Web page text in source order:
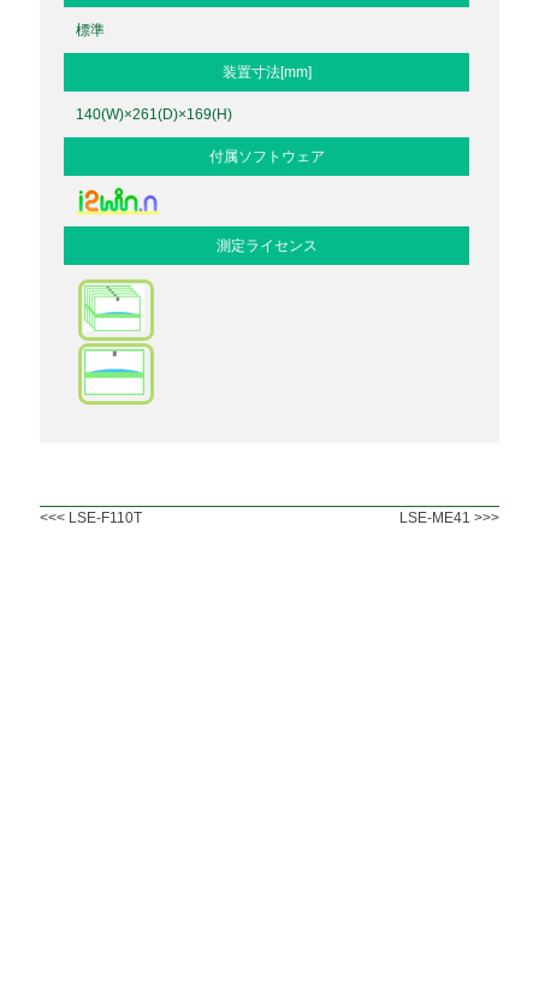
標準
装置寸法[mm]
140(W)×261(D)×169(H)
付属ソフトウェア
測定ライセンス
LSE-F110T LSE-ME41